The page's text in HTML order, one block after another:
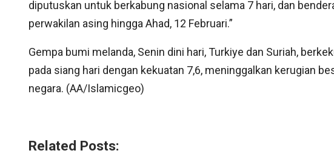
diputuskan untuk berkabung nasional selama 7 hari, dan
perwakilan asing hingga Ahad, 12 Februari.”
Gempa bumi melanda, Senin dini hari, Turkiye dan Suriah,
pada siang hari dengan kekuatan 7,6, meninggalkan kerugian
negara. (AA/Islamicgeo)
Related Posts: